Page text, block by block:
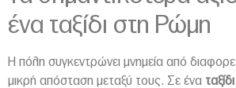
ένα ταξίδι στη Ρώμη
Η πόλη συγκεντρώνει μνημεία από
μικρή απόσταση μεταξύ τους. Σε ένα